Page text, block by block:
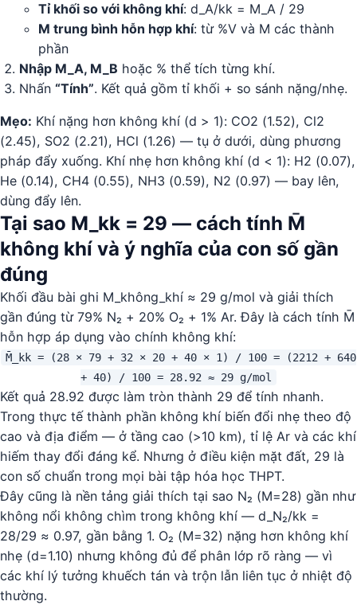
Tỉ khối so với không khí: d_A/kk = M_A / 29
M trung bình hỗn hợp khí: từ %V và M các thành
phần
Nhập M_A, M_B hoặc % thể tích từng khí.
Nhấn “Tính”. Kết quả gồm tỉ khối + so sánh nặng/nhẹ.
Mẹo: Khí nặng hơn không khí (d > 1): CO2 (1.52), Cl2
(2.45), SO2 (2.21), HCl (1.26) — tụ ở dưới, dùng phương
pháp đẩy xuống. Khí nhẹ hơn không khí (d < 1): H2 (0.07),
He (0.14), CH4 (0.55), NH3 (0.59), N2 (0.97) — bay lên,
dùng đẩy lên.
Tại sao M_kk = 29 — cách tính M̄
không khí và ý nghĩa của con số gần
đúng
Khối đầu bài ghi M_không_khí ≈ 29 g/mol và giải thích
gần đúng từ 79% N₂ + 20% O₂ + 1% Ar. Đây là cách tính M̄
hỗn hợp áp dụng vào chính không khí:
M̄_kk = (28 × 79 + 32 × 20 + 40 × 1) / 100 = (2212 + 640
+ 40) / 100 = 28.92 ≈ 29 g/mol
Kết quả 28.92 được làm tròn thành 29 để tính nhanh.
Trong thực tế thành phần không khí biến đổi nhẹ theo độ
cao và địa điểm — ở tầng cao (>10 km), tỉ lệ Ar và các khí
hiếm thay đổi đáng kể. Nhưng ở điều kiện mặt đất, 29 là
con số chuẩn trong mọi bài tập hóa học THPT.
Đây cũng là nền tảng giải thích tại sao N₂ (M=28) gần như
không nổi không chìm trong không khí — d_N₂/kk =
28/29 ≈ 0.97, gần bằng 1. O₂ (M=32) nặng hơn không khí
nhẹ (d=1.10) nhưng không đủ để phân lớp rõ ràng — vì
các khí lý tưởng khuếch tán và trộn lẫn liên tục ở nhiệt độ
thường.